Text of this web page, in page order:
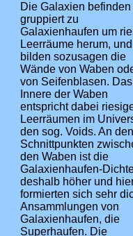
Die Galaxien
gruppiert zu
Galaxienhaufen um
Leerräume herum, und
bilden sozusagen die
Wände von Waben
von Seifenblasen. Das
Innere der Waben
entspricht dabei
Leerräumen im
den sog. Voids. An den
Schnittpunkten
den Waben ist die
Galaxienhaufen-
deshalb höher und
formierten sich sehr
Ansammlungen von
Galaxienhaufen, die
Superhaufen. Die